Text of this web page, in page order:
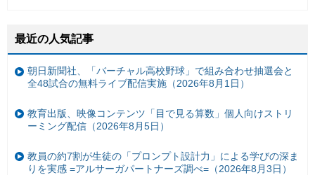
最近の人気記事
朝日新聞社、「バーチャル高校野球」で組み合わせ抽選会と
全48試合の無料ライブ配信実施（2026年8月1日）
教育出版、映像コンテンツ「目で見る算数」個人向けストリ
ーミング配信（2026年8月5日）
教員の約7割が生徒の「プロンプト設計力」による学びの深ま
りを実感 =アルサーガパートナーズ調べ=（2026年8月3日）